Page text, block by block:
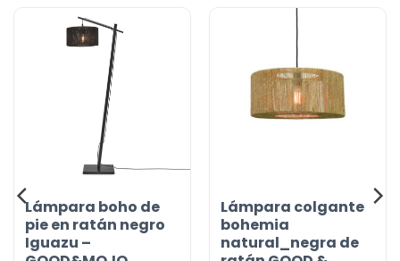
Lámpara boho de
pie en ratán negro
Iguazu –
Lámpara colgante
bohemia
natural_negra de